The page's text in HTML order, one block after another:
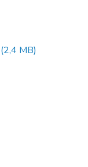
(2,4 MB)